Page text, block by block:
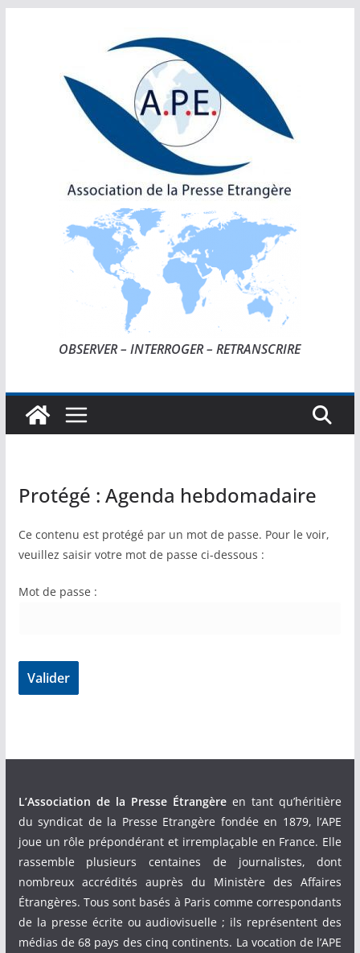
OBSERVER – INTERROGER – RETRANSCRIRE
Protégé : Agenda hebdomadaire
Ce contenu est protégé par un mot de passe. Pour le voir,
veuillez saisir votre mot de passe ci-dessous :
Mot de passe :
L’Association de la Presse Étrangèreen tant qu’héritière
du syndicat de la Presse Etrangère fondée en 1879, l’APE
joue un rôle prépondérant et irremplaçable en France. Elle
rassemble plusieurs centaines de journalistes, dont
nombreux accrédités auprès du Ministère des Affaires
Étrangères. Tous sont basés à Paris comme correspondants
de la presse écrite ou audiovisuelle ; ils représentent des
médias de 68 pays des cinq continents. La vocation de l’APE